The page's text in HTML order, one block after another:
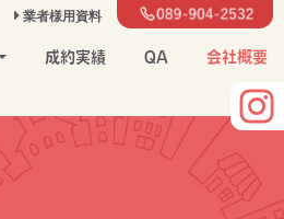
成約実績 QA 会社概要
業者様用資料